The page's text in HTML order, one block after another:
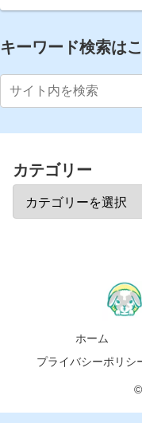
キーワード検索は
カテゴリー
ホーム
プライバシーポリシ